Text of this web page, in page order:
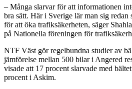
– Många slarvar för att informationen
bra sätt. Här i Sverige lär man sig redan
för att öka trafiksäkerheten, säger
på Nationella föreningen för
NTF Väst gör regelbundna studier av
jämförelse mellan 500 bilar i Angered
visade att 17 procent slarvade med
procent i Askim.